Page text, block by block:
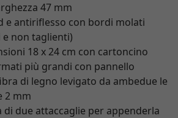
47 mm
e antiriflesso con bordi molati
non taglienti)
18 x 24 cm con cartoncino
più grandi con pannello
di legno levigato da ambedue le
2 mm
di due attaccaglie per appenderla